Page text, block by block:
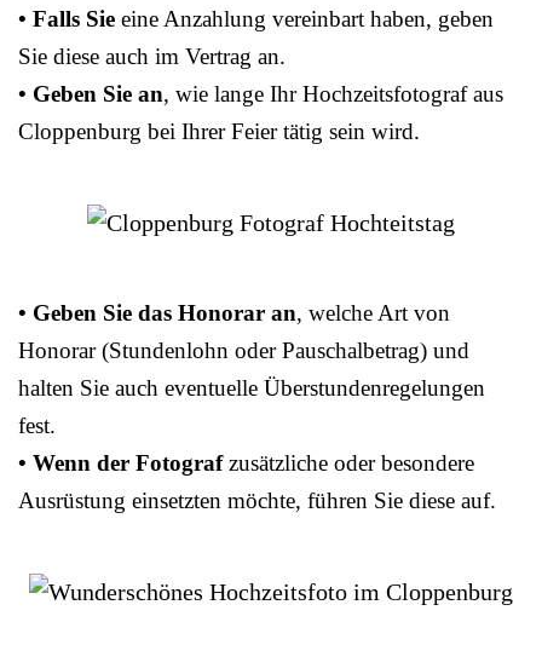
• Falls Sie eine Anzahlung vereinbart haben, geben
Sie diese auch im Vertrag an.
• Geben Sie an, wie lange Ihr Hochzeitsfotograf aus
Cloppenburg bei Ihrer Feier tätig sein wird.
• Geben Sie das Honorar an, welche Art von
Honorar (Stundenlohn oder Pauschalbetrag) und
halten Sie auch eventuelle Überstundenregelungen
fest.
• Wenn der Fotografzusätzliche oder besondere
Ausrüstung einsetzten möchte, führen Sie diese auf.